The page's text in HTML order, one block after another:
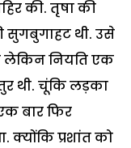
की. तृषा की
सुगबुगाहट थी. उसे
लेकिन नियति एक
थी. चूंकि लड़का
बार फिर
प्रशांत को